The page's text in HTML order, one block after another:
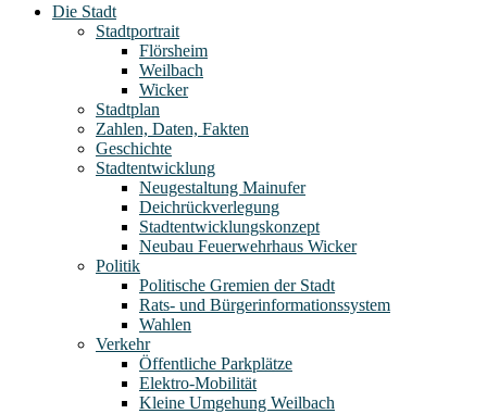
Die Stadt
Stadtportrait
Flörsheim
Weilbach
Wicker
Stadtplan
Zahlen, Daten, Fakten
Geschichte
Stadtentwicklung
Neugestaltung Mainufer
Deichrückverlegung
Stadtentwicklungskonzept
Neubau Feuerwehrhaus Wicker
Politik
Politische Gremien der Stadt
Rats- und Bürgerinformationssystem
Wahlen
Verkehr
Öffentliche Parkplätze
Elektro-Mobilität
Kleine Umgehung Weilbach